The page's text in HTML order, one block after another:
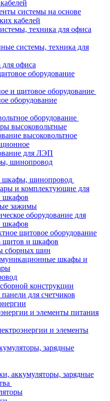
системы на основе
кабелей
техника для офиса
системы, техника для
для офиса
оборудование
и щитовое оборудование
оборудование
оборудование
высоковольтные
высоковольтное
для ЛЭП
шинопровод
шинопровод
и комплектующие для
шкафов
зажимы
оборудование для
шкафов
щитовое оборудование
щитов и шкафов
сборных шин
шкафы и
конструкции
для счетчиков
и элементы питания
и элементы
зарядные
аккумуляторы, зарядные